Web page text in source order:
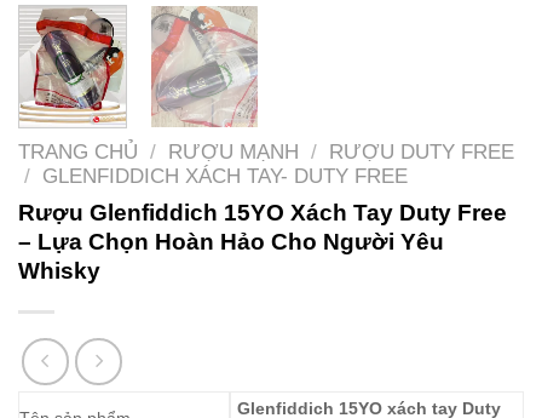
TRANG CHỦ / RƯỢU MẠNH / RƯỢU DUTY FREE
/ GLENFIDDICH XÁCH TAY- DUTY FREE
Rượu Glenfiddich 15YO Xách Tay Duty Free
– Lựa Chọn Hoàn Hảo Cho Người Yêu
Whisky
Glenfiddich 15YO xách tay Duty